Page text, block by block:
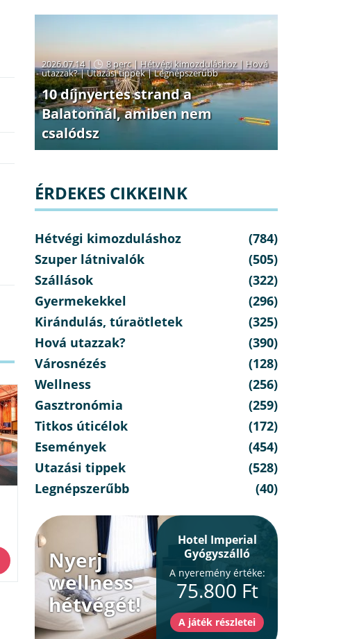
2026.07.14 | 8 perc| Hétvégi kimozduláshoz| Hová
utazzak?|Utazási tippek|Legnépszerűbb
10 díjnyertes strand a
Balatonnál, amiben nem
csalódsz
ÉRDEKES CIKKEINK
Hétvégi kimozduláshoz
(784)
Szuper látnivalók
(505)
Szállások
(322)
Gyermekekkel
(296)
Kirándulás, túraötletek
(325)
Hová utazzak?
(390)
Városnézés
(128)
Wellness
(256)
Gasztronómia
(259)
Titkos úticélok
(172)
Események
(454)
Utazási tippek
(528)
Legnépszerűbb
(40)
Nyerj
wellness
hétvégét!
Hotel Imperial
Gyógyszálló
A nyeremény értéke:
75.800 Ft